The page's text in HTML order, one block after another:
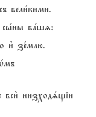
вели1кими.
сы1ны вaшz:
и3 зе1млю.
низходsщіи